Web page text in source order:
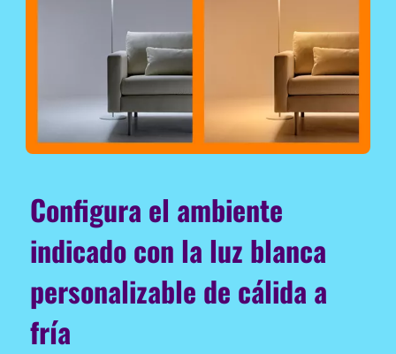
Configura el ambiente
indicado con la luz blanca
personalizable de cálida a
fría